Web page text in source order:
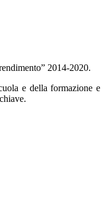
2014-2020.
e della formazione e